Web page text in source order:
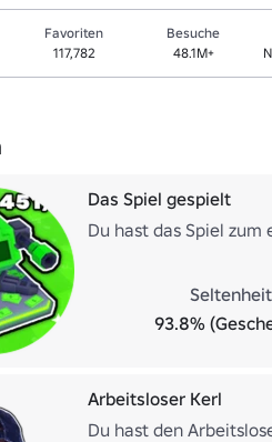
Favoriten
117,782
Besuche
48.1M+
Das Spiel gespielt
Du hast das Spiel
Seltenheit
93.8%
Arbeitsloser Kerl
Du hast den